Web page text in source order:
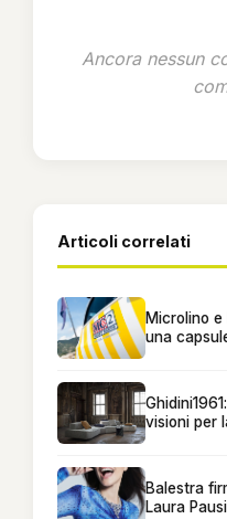
Ancora nessun
Articoli correlati
Microlino
una
visioni per
Balestra
Laura